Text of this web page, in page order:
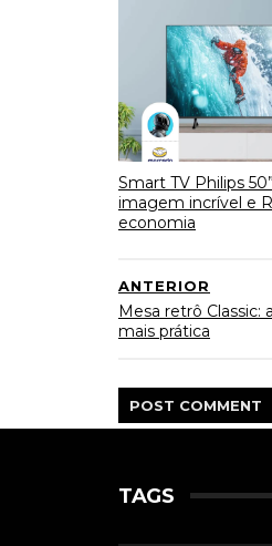
Smart TV Philips
imagem incrível e
economia
ANTERIOR
Mesa retrô Classic:
mais prática
POST COMMENT
TAGS